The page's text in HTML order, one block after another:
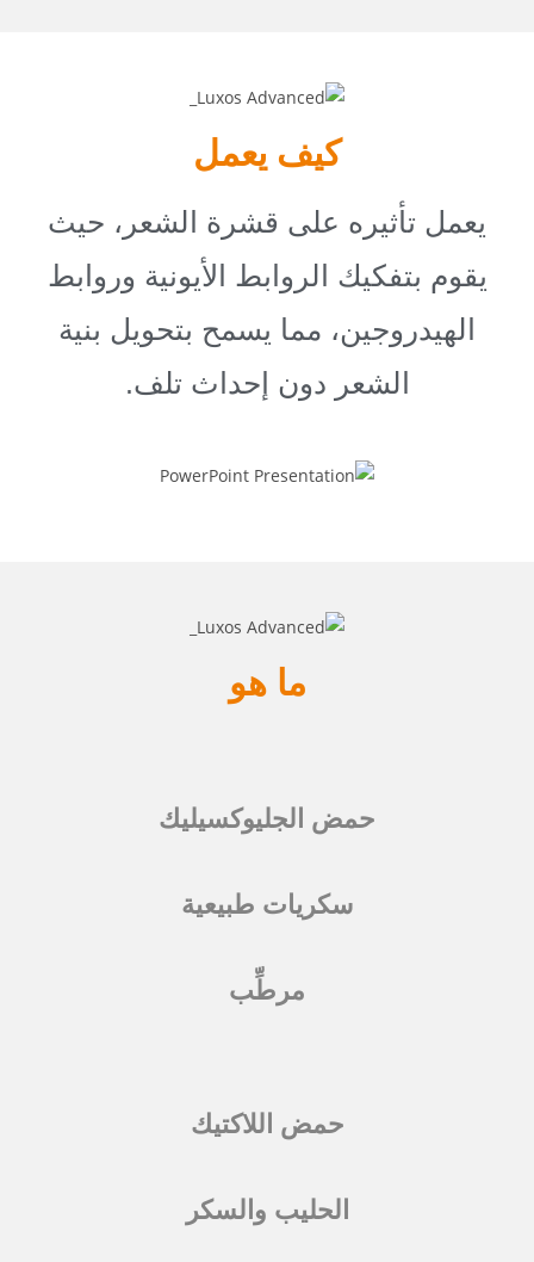
كيف يعمل
يعمل تأثيره على قشرة الشعر، حيث
يقوم بتفكيك الروابط الأيونية وروابط
الهيدروجين، مما يسمح بتحويل بنية
الشعر دون إحداث تلف.
ما هو
حمض الجليوكسيليك
سكريات طبيعية
مرطِّب
حمض اللاكتيك
الحليب والسكر